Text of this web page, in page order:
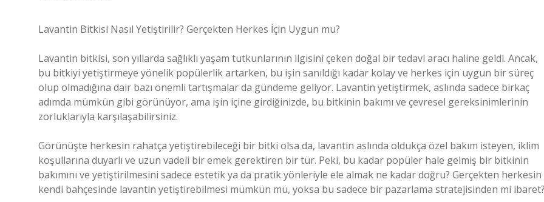
Lavantin Bitkisi Nasıl Yetiştirilir? Gerçekten Herkes İçin Uygun mu?
Lavantin bitkisi, son yıllarda sağlıklı yaşam tutkunlarının ilgisini çeken doğal bir tedavi aracı haline geldi. Ancak,
bu bitkiyi yetiştirmeye yönelik popülerlik artarken, bu işin sanıldığı kadar kolay ve herkes için uygun bir süreç
olup olmadığına dair bazı önemli tartışmalar da gündeme geliyor. Lavantin yetiştirmek, aslında sadece birkaç
adımda mümkün gibi görünüyor, ama işin içine girdiğinizde, bu bitkinin bakımı ve çevresel gereksinimlerinin
zorluklarıyla karşılaşabilirsiniz.
Görünüşte herkesin rahatça yetiştirebileceği bir bitki olsa da, lavantin aslında oldukça özel bakım isteyen, iklim
koşullarına duyarlı ve uzun vadeli bir emek gerektiren bir tür. Peki, bu kadar popüler hale gelmiş bir bitkinin
bakımını ve yetiştirilmesini sadece estetik ya da pratik yönleriyle ele almak ne kadar doğru? Gerçekten herkesin
kendi bahçesinde lavantin yetiştirebilmesi mümkün mü, yoksa bu sadece bir pazarlama stratejisinden mi ibaret?